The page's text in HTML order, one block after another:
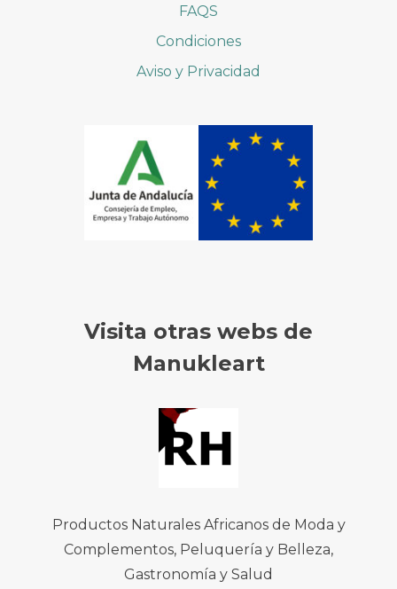
FAQS
Condiciones
Aviso y Privacidad
Visita otras webs de
Manukleart
Productos Naturales Africanos de Moda y
Complementos, Peluquería y Belleza,
Gastronomía y Salud